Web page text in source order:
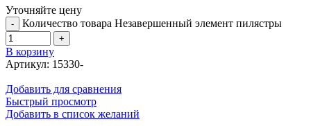
Уточняйте цену
Количество товара Незавершенный элемент пилястры
В корзину
Артикул: 15330-
Добавить для сравнения
Быстрый просмотр
Добавить в список желаний